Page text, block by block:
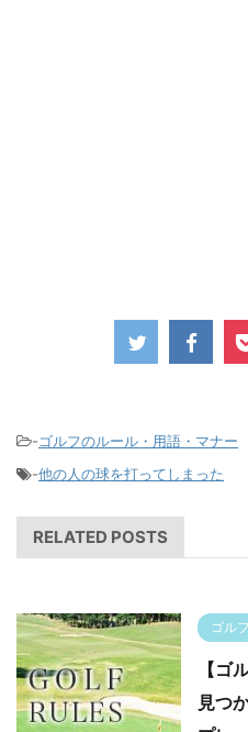
-ゴルフのルール・用語・マナー
-他の人の球を打ってしまった
RELATED POSTS
ゴル
【ゴ
見つ